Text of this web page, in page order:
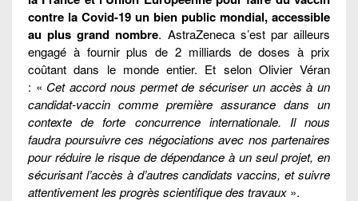
contre la Covid-19 un bien public mondial, accessible
au plus grand nombre. AstraZeneca s’est par ailleurs
engagé à fournir plus de 2 milliards de doses à prix
coûtant dans le monde entier. Et selon Olivier Véran
: « Cet accord nous permet de sécuriser un accès à un
candidat-vaccin comme première assurance dans un
contexte de forte concurrence internationale. Il nous
faudra poursuivre ces négociations avec nos partenaires
pour réduire le risque de dépendance à un seul projet, en
sécurisant l’accès à d’autres candidats vaccins, et suivre
attentivement les progrès scientifique des travaux ».